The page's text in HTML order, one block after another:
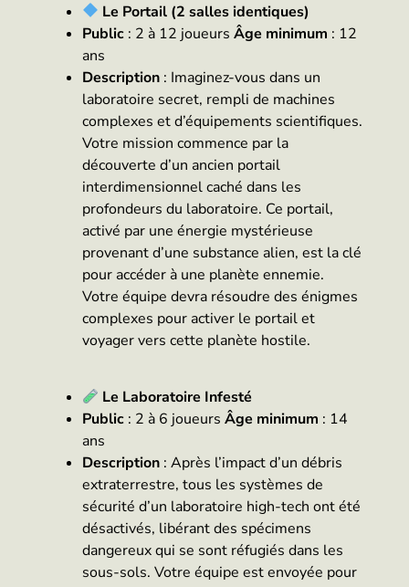
Le Portail (2 salles identiques)
Public : 2 à 12 joueurs Âge minimum : 12
ans
Description : Imaginez-vous dans un
laboratoire secret, rempli de machines
complexes et d’équipements scientifiques.
Votre mission commence par la
découverte d’un ancien portail
interdimensionnel caché dans les
profondeurs du laboratoire. Ce portail,
activé par une énergie mystérieuse
provenant d’une substance alien, est la clé
pour accéder à une planète ennemie.
Votre équipe devra résoudre des énigmes
complexes pour activer le portail et
voyager vers cette planète hostile.
Le Laboratoire Infesté
Public : 2 à 6 joueurs Âge minimum : 14
ans
Description : Après l’impact d’un débris
extraterrestre, tous les systèmes de
sécurité d’un laboratoire high-tech ont été
désactivés, libérant des spécimens
dangereux qui se sont réfugiés dans les
sous-sols. Votre équipe est envoyée pour